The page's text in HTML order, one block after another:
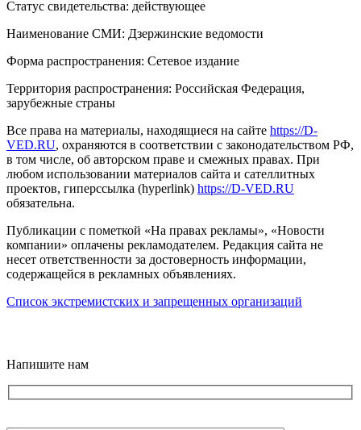
Статус свидетельства: действующее
Наименование СМИ: Дзержинские ведомости
Форма распространения: Сетевое издание
Территория распространения: Российская Федерация,
зарубежные страны
Все права на материалы, находящиеся на сайте https://D-
VED.RU, охраняются в соответствии с законодательством РФ,
в том числе, об авторском праве и смежных правах. При
любом использовании материалов сайта и сателлитных
проектов, гиперссылка (hyperlink) https://D-VED.RU
обязательна.
Публикации с пометкой «На правах рекламы», «Новости
компании» оплачены рекламодателем. Редакция сайта не
несет ответственности за достоверность информации,
содержащейся в рекламных объявлениях.
Список экстремистских и запрещенных организаций
Напишите нам